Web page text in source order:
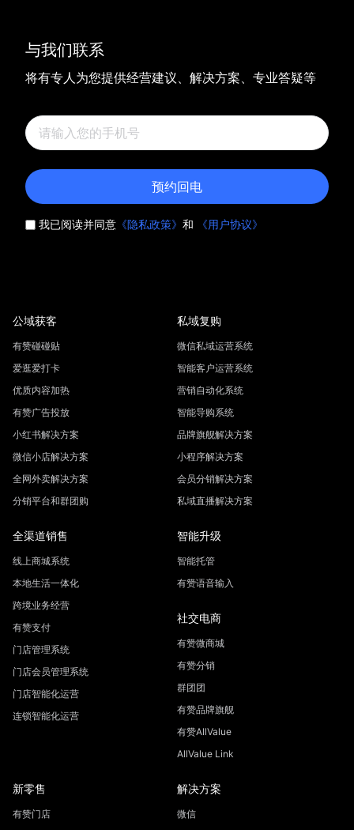
与我们联系
将有专人为您提供经营建议、解决方案、专业答疑等
预约回电
我已阅读并同意 《隐私政策》 和 《用户协议》
公域获客
有赞碰碰贴
爱逛爱打卡
优质内容加热
有赞广告投放
小红书解决方案
微信小店解决方案
全网外卖解决方案
分销平台和群团购
私域复购
微信私域运营系统
智能客户运营系统
营销自动化系统
智能导购系统
品牌旗舰解决方案
小程序解决方案
会员分销解决方案
私域直播解决方案
全渠道销售
线上商城系统
本地生活一体化
跨境业务经营
有赞支付
门店管理系统
门店会员管理系统
门店智能化运营
连锁智能化运营
智能升级
智能托管
有赞语音输入
社交电商
有赞微商城
有赞分销
群团团
有赞品牌旗舰
有赞AllValue
AllValue Link
新零售
有赞门店
解决方案
微信